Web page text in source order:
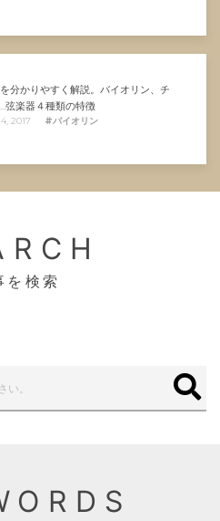
分かりやすく解説。バイオリン、チ
弦楽器４種類の特徴
2017 #バイオリン
を検索